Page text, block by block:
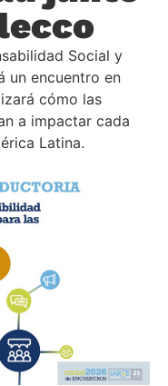
Social y
un encuentro en
cómo las
a impactar cada
Latina.